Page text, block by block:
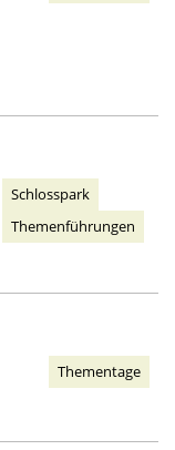
Schlosspark
Themenführungen
Thementage